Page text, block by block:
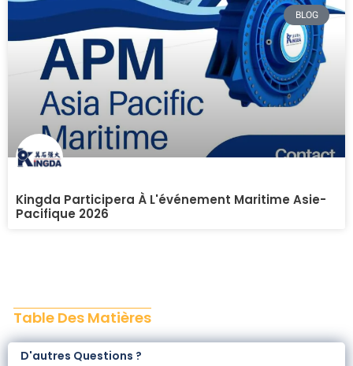
BLOG
Kingda Participera À L'événement Maritime Asie-
Pacifique 2026
Table Des Matières
No headings were found on this page.